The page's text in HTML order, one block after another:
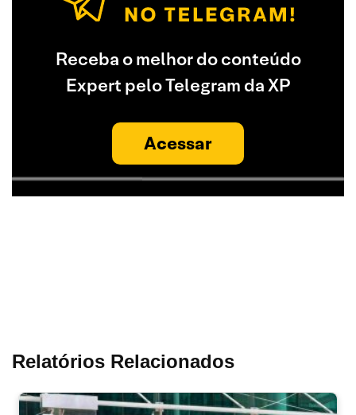
Receba o melhor do conteúdo
Expert pelo Telegram da XP
Acessar
Relatórios Relacionados